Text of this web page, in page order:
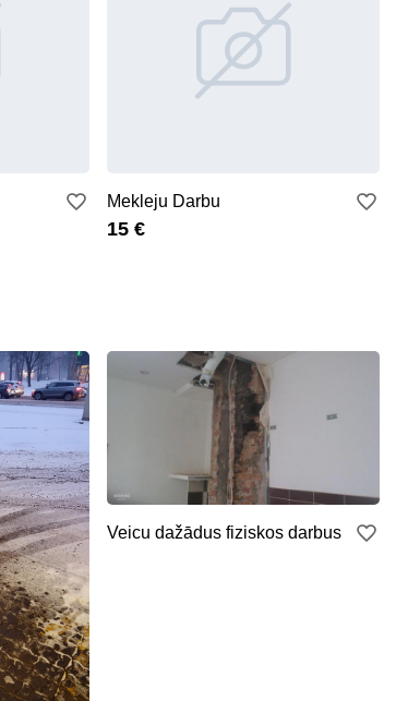
Mekleju Darbu
15 €
Veicu dažādus fiziskos darbus